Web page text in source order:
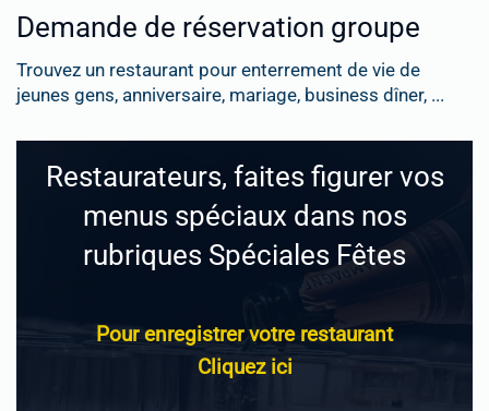
Demande de réservation groupe
Trouvez un restaurant pour enterrement de vie de
jeunes gens, anniversaire, mariage, business dîner, ...
Restaurateurs, faites figurer vos
menus spéciaux dans nos
rubriques Spéciales Fêtes
Pour enregistrer votre restaurant
Cliquez ici